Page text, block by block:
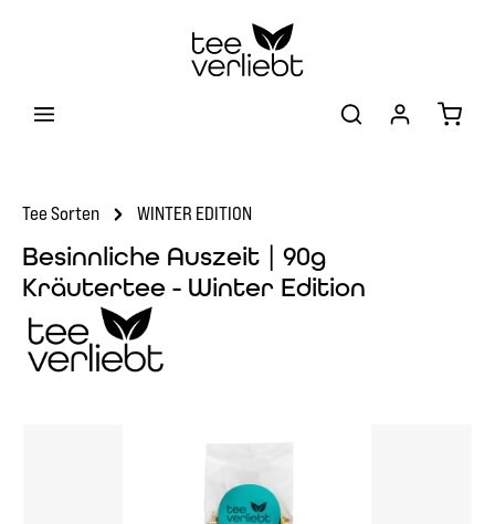
Tee Sorten WINTER EDITION
Besinnliche Auszeit | 90g
Kräutertee - Winter Edition